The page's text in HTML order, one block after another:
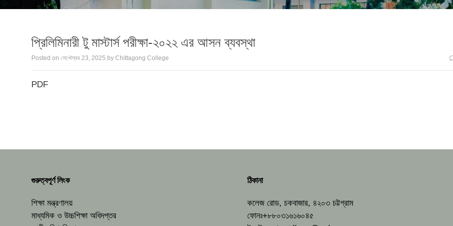
প্রিলিমিনারী টু মাস্টার্স পরীক্ষা-২০২২ এর আসন ব্যবস্থা
Posted on সেপ্টেম্বর 23, 2025 by Chittagong College
PDF
গুরুত্বপূর্ণ লিংক
শিক্ষা মন্ত্রণালয়
মাধ্যমিক ও উচ্চশিক্ষা অধিদপ্তর
ঠিকানা
কলেজ রোড, চকবাজার, ৪২০৩ চট্টগ্রাম
ফোনঃ+৮৮০৩১৬১৬০৪৫